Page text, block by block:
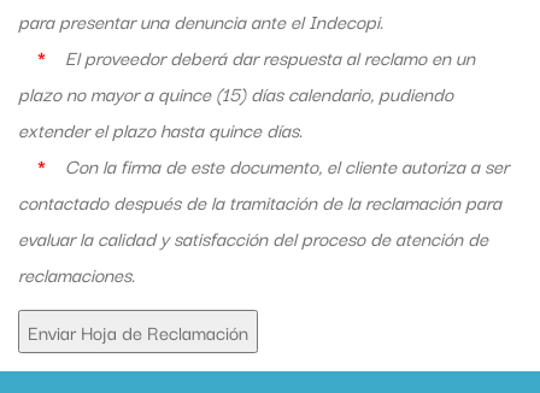
para presentar una denuncia ante el Indecopi.
*
El proveedor deberá dar respuesta al reclamo en un
plazo no mayor a quince (15) días calendario, pudiendo
extender el plazo hasta quince días.
*
Con la firma de este documento, el cliente autoriza a ser
contactado después de la tramitación de la reclamación para
evaluar la calidad y satisfacción del proceso de atención de
reclamaciones.